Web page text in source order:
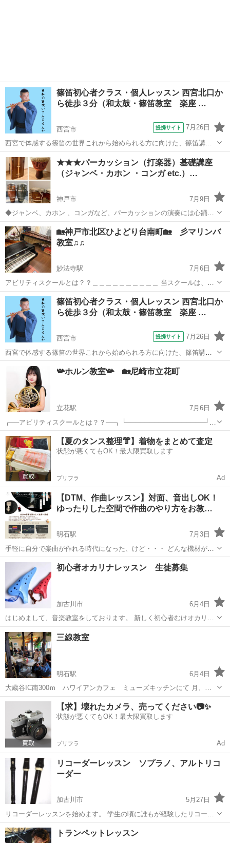
篠笛初心者クラス・個人レッスン 西宮北口か
ら徒歩３分（和太鼓・篠笛教室 楽座 …
西宮市 提携サイト 7月26日
西宮で体感する篠笛の世界これから始められる方に向けた、篠笛講座
がグループレッスンと個人レッスンの２クラス開講！ プログループで
１０年以上キャリアを積み、現在も篠笛演奏家として活躍する講師
が、丁寧に指導いたします。 体験レッス...
兵庫 西宮市 その他
★★★パーカッション（打楽器）基礎講座
（ジャンベ・カホン ・コンガ etc.）…
神戸市
7月9日
◆ジャンベ、カホン 、コンガなど、パーカッションの演奏には心踊ら
されますね。 ◆パーカッションは一見取っ付きやすく見えますが、き
ちんとした音・ビートで演奏できるようになるには相応の時間がかか
ります。しかし、練習材料が少...
兵庫 神戸市 その他 パーカッション
🏡神戸市北区ひよどり台南町🏡 彡マリンバ
教室♫♫
妙法寺駅
7月6日
アビリティスクールとは？？＿＿＿＿＿＿＿＿＿＿ 当スクールは、全
国で個人教室(講師自宅教室)を 運営しております。 講師は適正な面接
や試験を行い採用し、受講しやすいレッスンプラン・価格設定を設
け、個人教室の強みを生...
兵庫 神戸市 妙法寺駅 レッスン
篠笛初心者クラス・個人レッスン 西宮北口か
ら徒歩３分（和太鼓・篠笛教室 楽座 …
西宮市 提携サイト 7月26日
西宮で体感する篠笛の世界これから始められる方に向けた、篠笛講座
がグループレッスンと個人レッスンの２クラス開講！ プログループで
１０年以上キャリアを積み、現在も篠笛演奏家として活躍する講師
が、丁寧に指導いたします。 体験レッス...
西宮市
📯ホルン教室📯 🏡尼崎市立花町
立花駅
7月6日
┌──アビリティスクールとは？？──┐ └─────────────────┘
当スクールは、全国で個人教室(講師自宅教室)を 運営しております。
講師は適正な面接や試験を行い採用し、受講しやすいレッスンプラ
ン・...
兵庫 尼崎市 立花駅 その他
【夏のタンス整理👘】着物をまとめて査定
状態が悪くてもOK！最大限買取します
プリフラ Ad
【DTM、作曲レッスン】対面、音出しOK！
ゆったりした空間で作曲のやり方をお教…
明石駅
7月3日
手軽に自分で楽曲が作れる時代になった、けど・・・ どんな機材が必
要なのか？どうセッティングしればいいのか？ 作曲や編集ってどうす
ればいいのか？ 想像以上にわからないことや不安は多いんですよね。
だからこそ挫折...
兵庫 神戸市 明石駅 その他
初心者オカリナレッスン 生徒募集
加古川市
6月4日
はじめまして、音楽教室をしております。 新しく初心者むけオカリナ
レッスンを開講いたします。 月 2回のレッスンで2500円 初心者対応
ですので個人レッスンでも、グループでのレッスンでと対応出来ま
す。 ぜひお気軽にお問合せ...
兵庫 加古川市 その他
三線教室
明石駅
6月4日
大蔵谷IC南300ｍ ハワイアンカフェ ミューズキッチンにて 月、１
回 15：00～ 三線教室になります レッスン代１回￥2200 初心者さ
ん～ おこちゃま～ おじいちゃま おばあちゃま どなたでも気軽に
始められます...
兵庫 神戸市 明石駅 その他 三線
【求】壊れたカメラ、売ってください📷✨
状態が悪くてもOK！最大限買取します
プリフラ Ad
リコーダーレッスン ソプラノ、アルトリコ
ーダー
加古川市
5月27日
リコーダーレッスンを始めます。 学生の頃に誰もが経験したリコーダ
ー、ソプラノはもちろんアルトの深みのある音色で癒されましょう。
もちろん、初心者の方でも大丈夫です、ゆっくりレッスンしていきま
兵庫 加古川市
トランペットレッスン